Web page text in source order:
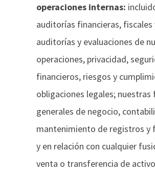
operaciones internas:
auditorías financieras, fiscales
auditorías y evaluaciones de
operaciones, privacidad,
financieros, riesgos y
obligaciones legales; nuestras
generales de negocio,
mantenimiento de registros y
y en relación con cualquier
venta o transferencia de